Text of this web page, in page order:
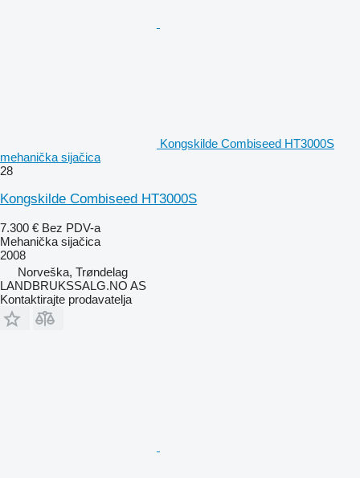
Kongskilde Combiseed HT3000S
mehanička sijačica
28
Kongskilde Combiseed HT3000S
7.300 € Bez PDV-a
Mehanička sijačica
2008
Norveška, Trøndelag
LANDBRUKSSALG.NO AS
Kontaktirajte prodavatelja